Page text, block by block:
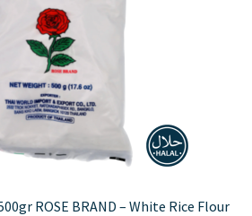
ROSE BRAND – White Rice Flour